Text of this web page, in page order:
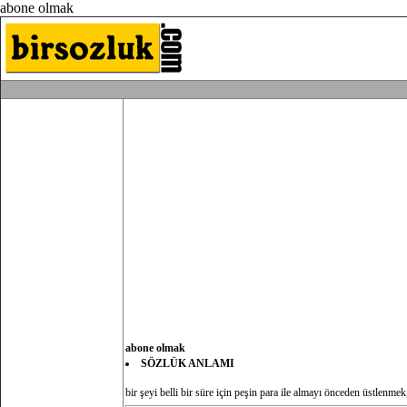
abone olmak
abone olmak
SÖZLÜK ANLAMI
bir şeyi belli bir süre için peşin para ile almayı önceden